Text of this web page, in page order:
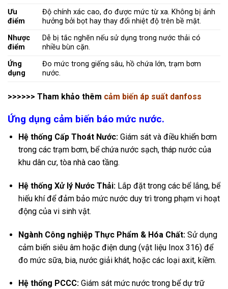
Ưu
điểm
Độ chính xác cao, đo được mức từ xa. Không bị ảnh
hưởng bởi bọt hay thay đổi nhiệt độ trên bề mặt.
Nhược
điểm
Dễ bị tắc nghẽn nếu sử dụng trong nước thải có
nhiều bùn cặn.
Ứng
dụng
Đo mức trong giếng sâu, hồ chứa lớn, trạm bơm
nước.
>>>>>> Tham khảo thêm cảm biến áp suất danfoss
Ứng dụng cảm biến báo mức nước.
Hệ thống Cấp Thoát Nước:Giám sát và điều khiển bơm
trong các trạm bơm, bể chứa nước sạch, tháp nước của
khu dân cư, tòa nhà cao tầng.
Hệ thống Xử lý Nước Thải:Lắp đặt trong các bể lắng, bể
hiếu khí để đảm bảo mức nước duy trì trong phạm vi hoạt
động của vi sinh vật.
Ngành Công nghiệp Thực Phẩm & Hóa Chất:Sử dụng
cảm biến siêu âm hoặc điện dung (vật liệu Inox 316) để
đo mức sữa, bia, nước giải khát, hoặc các loại axit, kiềm.
Hệ thống PCCC:Giám sát mức nước trong bể dự trữ